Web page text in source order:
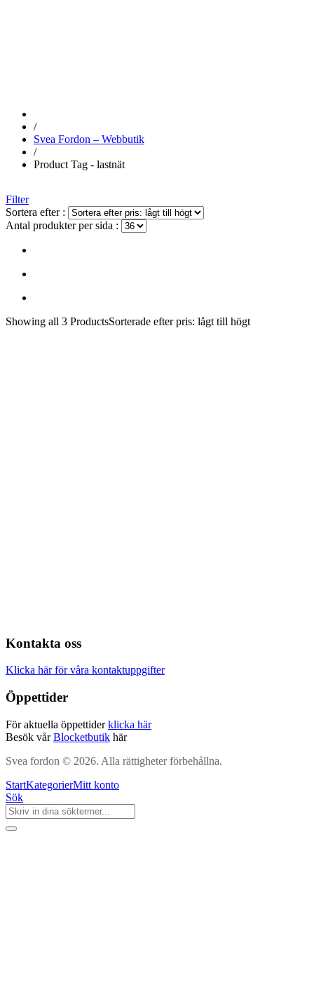
/
Svea Fordon – Webbutik
/
Product Tag - lastnät
Filter
Sortera efter :
Antal produkter per sida :
Showing all 3 ProductsSorterade efter pris: lågt till högt
Kontakta oss
Klicka här för våra kontaktuppgifter
Öppettider
För aktuella öppettiderklicka här
Besök vårBlocketbutik här
Svea fordon © 2026. Alla rättigheter förbehållna.
StartKategorierMitt konto
Sök